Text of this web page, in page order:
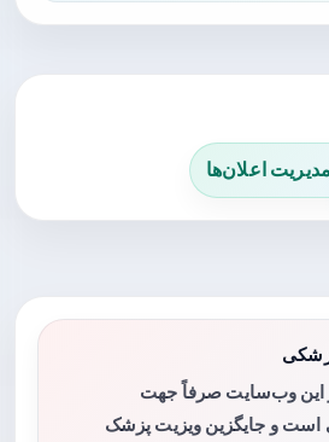
اعلان‌ها
این وب‌سایت صرفاً جهت
است و جایگزین ویزیت پزشک